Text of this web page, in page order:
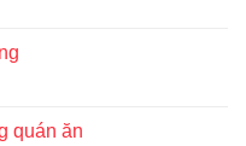
quán ăn